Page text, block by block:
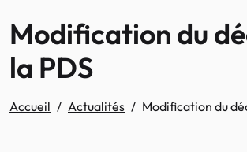
Modification du
la PDS
Accueil Actualités Modification du